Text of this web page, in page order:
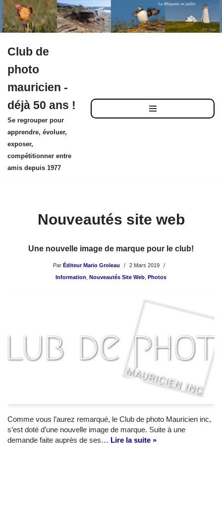
au
contenu
Club de
photo
mauricien -
déjà 50 ans !
Se regrouper pour
apprendre, évoluer,
exposer,
compétitionner entre
amis depuis 1977
Nouveautés site web
Une nouvelle image de marque pour le club!
Par Éditeur Mario Groleau
2 Mars 2019
Information Nouveautés Site Web Photos
Comme vous l’aurez remarqué, le Club de photo Mauricien inc,
s’est doté d’une nouvelle image de marque. Suite à une
demande faite auprès de ses… Lire la suite »